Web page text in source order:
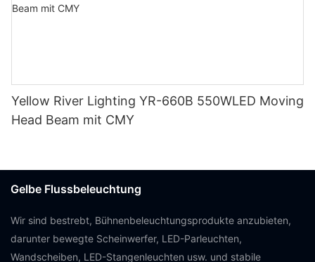
Yellow River Lighting YR-660B 550WLED Moving
Head Beam mit CMY
Gelbe Flussbeleuchtung
Wir sind bestrebt, Bühnenbeleuchtungsprodukte anzubieten,
darunter bewegte Scheinwerfer, LED-Parleuchten,
Wandscheiben, LED-Stangenleuchten usw. und stabile